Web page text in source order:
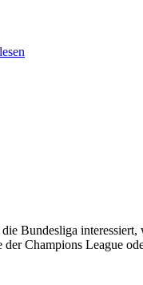
Bundesliga interessiert,
der Champions League